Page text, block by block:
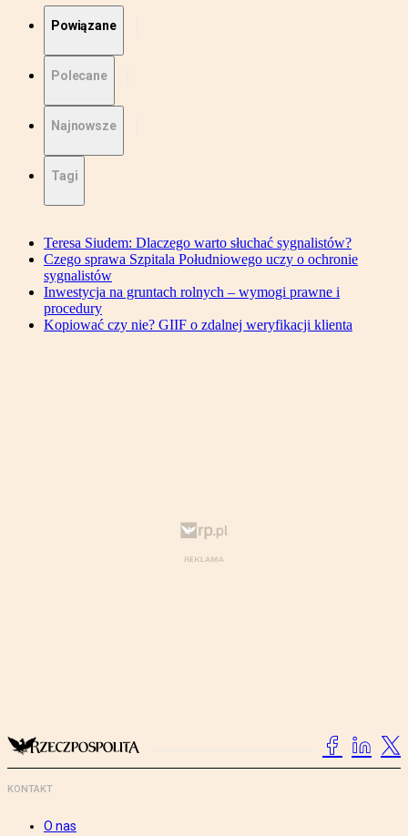
Powiązane
Polecane
Najnowsze
Tagi
Teresa Siudem: Dlaczego warto słuchać sygnalistów?
Czego sprawa Szpitala Południowego uczy o ochronie
sygnalistów
Inwestycja na gruntach rolnych – wymogi prawne i
procedury
Kopiować czy nie? GIIF o zdalnej weryfikacji klienta
KONTAKT
O nas